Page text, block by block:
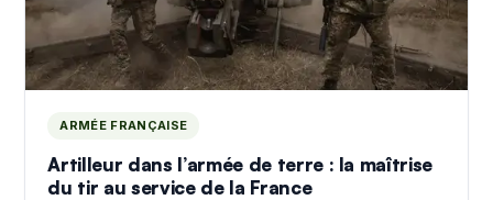
ARMÉE FRANÇAISE
Artilleur dans l’armée de terre : la maîtrise
du tir au service de la France